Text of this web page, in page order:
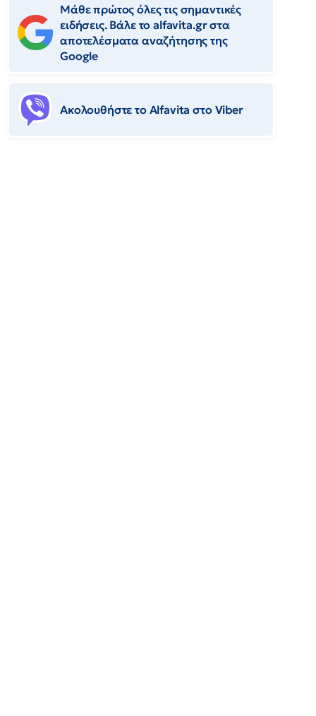
Μάθε πρώτος όλες τις σημαντικές
ειδήσεις. Βάλε το alfavita.gr στα
αποτελέσματα αναζήτησης της
Google
Ακολουθήστε το Αlfavita στο Viber